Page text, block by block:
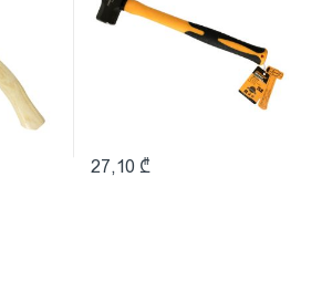
27,10 ₾